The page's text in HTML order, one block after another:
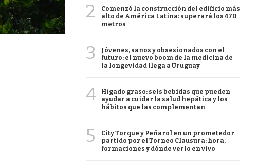
2
Comenzó la construcción del edificio más
alto de América Latina: superará los 470
metros
3
Jóvenes, sanos y obsesionados con el
futuro: el nuevo boom de la medicina de
la longevidad llega a Uruguay
4
Hígado graso: seis bebidas que pueden
ayudar a cuidar la salud hepática y los
hábitos que las complementan
5
City Torque y Peñarol en un prometedor
partido por el Torneo Clausura: hora,
formaciones y dónde verlo en vivo